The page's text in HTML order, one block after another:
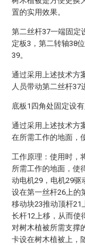
置的实用效果。
第二丝杆37一端固定
定板3，第二转轴38
39。
通过采用上述技术方
人员带动第二丝杆37
底板1四角处固定设有
通过采用上述技术方
在所需工作的地面，
工作原理：使用时，
所需工作的地面，使
动电机29，电机29驱
设在第一丝杆26上的
移动块23推动顶杆21
长杆12上移，从而使
对树木植被所需支撑
卡设在树木植被上，